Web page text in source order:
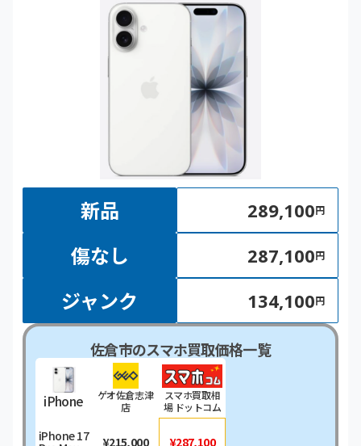
新品 289,100円
傷なし 287,100円
ジャンク 134,100円
佐倉市のスマホ買取価格一覧
iPhone
iPhone 17
ゲオ佐倉志津
店
¥215,000
スマホ買取相
場 ドットコム
¥287,100